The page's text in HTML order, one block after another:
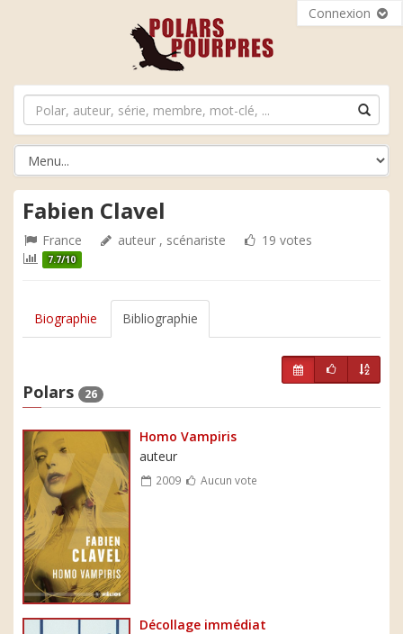
Connexion
Fabien Clavel
France auteur , scénariste 19 votes
7.7/10
Biographie Bibliographie
Polars 26
Homo Vampiris
auteur
2009 Aucun vote
Décollage immédiat